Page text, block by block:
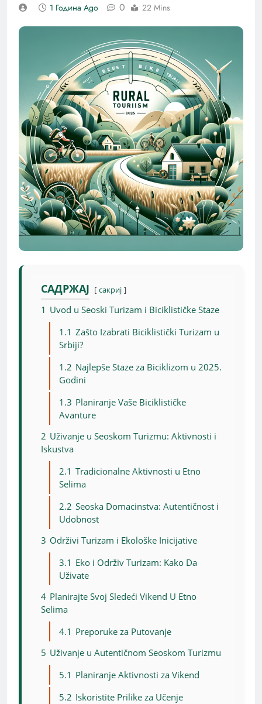
1 Година Ago 0 22 Mins
САДРЖАЈ сакриј
1 Uvod u Seoski Turizam i Biciklističke Staze
1.1 Zašto Izabrati Biciklistički Turizam u
Srbiji?
1.2 Najlepše Staze za Biciklizom u 2025.
Godini
1.3 Planiranje Vaše Biciklističke
Avanture
2 Uživanje u Seoskom Turizmu: Aktivnosti i
Iskustva
2.1 Tradicionalne Aktivnosti u Etno
Selima
2.2 Seoska Domacinstva: Autentičnost i
Udobnost
3 Održivi Turizam i Ekološke Inicijative
3.1 Eko i Održiv Turizam: Kako Da
Uživate
4 Planirajte Svoj Sledeći Vikend U Etno
Selima
4.1 Preporuke za Putovanje
5 Uživanje u Autentičnom Seoskom Turizmu
5.1 Planiranje Aktivnosti za Vikend
5.2 Iskoristite Prilike za Učenje